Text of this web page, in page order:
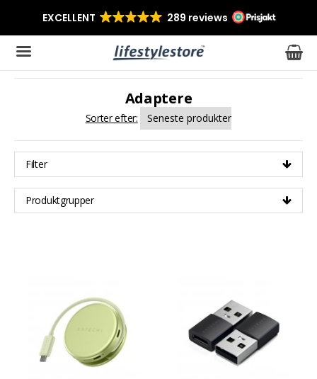
Produktet er blevet tilføjet til din indkøbskurv
Adaptere
Sorter efter:
Filter
Produktgrupper